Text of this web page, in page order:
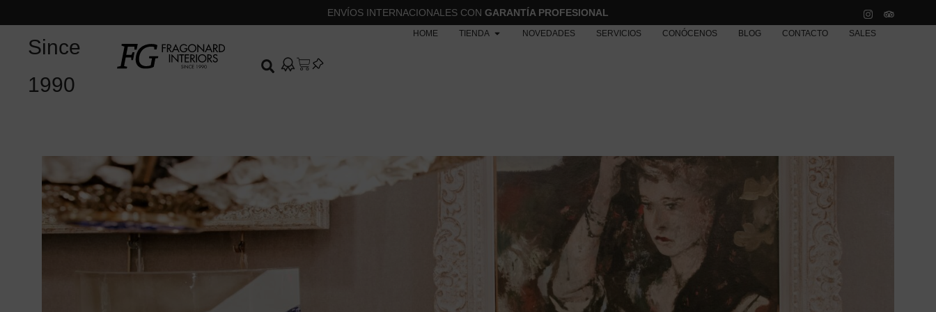
ENVÍOS INTERNACIONALES CON GARANTÍA PROFESIONAL
Since
1990
HOME TIENDA NOVEDADES SERVICIOS CONÓCENOS BLOG CONTACTO SALES